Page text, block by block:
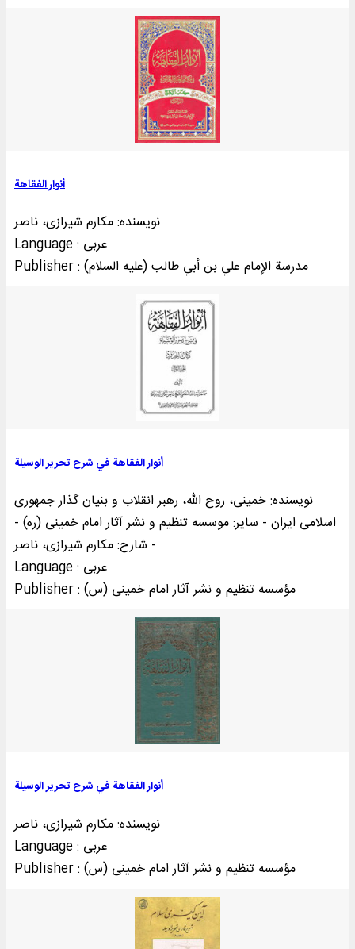
أنوار الفقاهة
نویسنده: مکارم شیرازی، ناصر
Language : عربی
Publisher : مدرسة الإمام علي بن أبي طالب (علیه السلام)
أنوار الفقاهة في شرح تحرير الوسيلة
نویسنده: خمینی‌، روح الله، رهبر انقلاب و بنیان گذار جمهوری
اسلامی ایران - سایر: موسسه تنظیم و نشر آثار امام خمینی (ره) -
شارح: مکارم شیرازی، ناصر -
Language : عربی
Publisher : مؤسسه تنظيم و نشر آثار امام خمينی (س)
أنوار الفقاهة في شرح تحریر الوسیلة
نویسنده: مکارم شیرازی، ناصر
Language : عربی
Publisher : مؤسسه تنظيم و نشر آثار امام خمينی (س)